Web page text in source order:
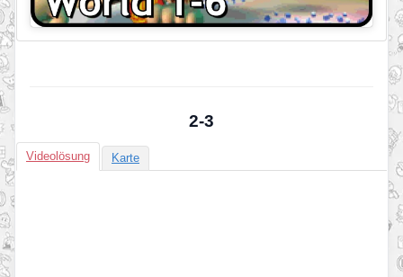
2-3
Videolösung Karte